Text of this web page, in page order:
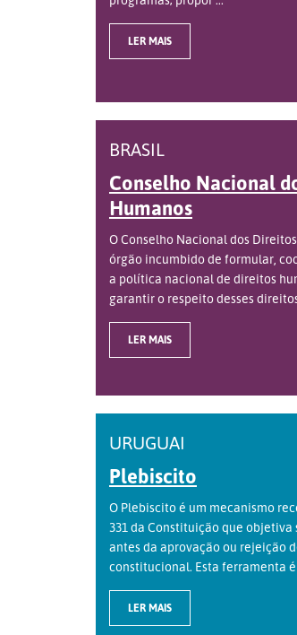
LER MAIS
BRASIL
Conselho Nacional
Humanos
O Conselho Nacional dos
órgão incumbido de formular,
a política nacional de direitos
garantir o respeito desses
LER MAIS
URUGUAI
Plebiscito
O Plebiscito é um mecanismo
331 da Constituição que
antes da aprovação ou rejeição
constitucional. Esta ferramenta
LER MAIS